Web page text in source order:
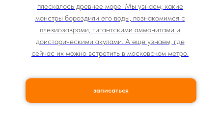
плескалось древнее море! Мы узнаем, какие
монстры бороздили его воды, познакомимся с
плезиозаврами, гигантскими аммонитами и
доисторическими акулами. А еще узнаем, где
сейчас их можно встретить в московском метро.
записаться